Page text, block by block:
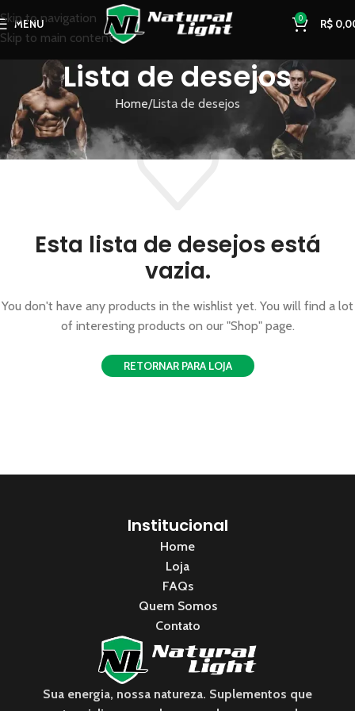
Skip to navigation
Skip to main content
MENU 0 R$
Lista de desejos
Home Lista de desejos
Esta lista de desejos está
vazia.
You don't have any products in the wishlist yet. You will find a lot
of interesting products on our "Shop" page.
RETORNAR PARA LOJA
Institucional
Home
Loja
FAQs
Quem Somos
Contato
Sua energia, nossa natureza. Suplementos que